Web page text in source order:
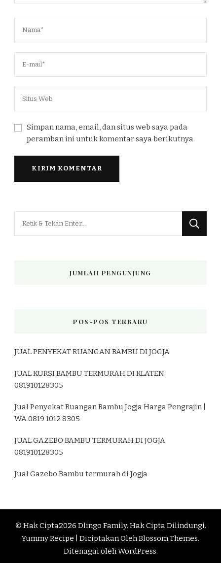
Simpan nama, email, dan situs web saya pada
peramban ini untuk komentar saya berikutnya.
JUMLAH PENGUNJUNG
POS-POS TERBARU
JUAL PENYEKAT RUANGAN BAMBU DI JOGJA
JUAL KURSI BAMBU TERMURAH DI KLATEN
081910128305
Jual Penyekat Ruangan Bambu Jogja Harga Pengrajin |
WA 0819 1012 8305
JUAL GAZEBO BAMBU TERMURAH DI JOGJA
081910128305
Jual Gazebo Bambu termurah di Jogja
© Hak Cipta2026 Dlingo Family. Hak Cipta Dilindungi.
Yummy Recipe | Diciptakan OlehBlossom Themes.
Ditenagai olehWordPress.